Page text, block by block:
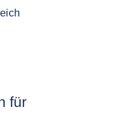
für